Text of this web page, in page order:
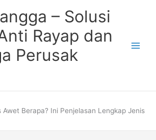
– Solusi
Rayap dan
Perusak
Awet Berapa? Ini Penjelasan Lengkap Jenis